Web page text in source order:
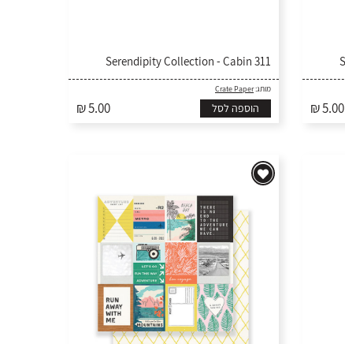
₪ 5.00
311 Serendipity Collection - Cabin
מותג:Crate Paper
₪ 5.00 הוספה לסל